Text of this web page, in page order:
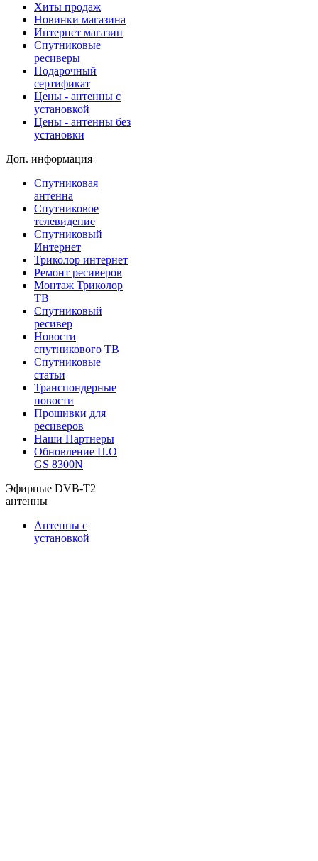
Хиты продаж
Новинки магазина
Интернет магазин
Спутниковые
ресиверы
Подарочный
сертификат
Цены - антенны с
установкой
Цены - антенны без
установки
Доп. информация
Спутниковая
антенна
Спутниковое
телевидение
Спутниковый
Интернет
Триколор интернет
Ремонт ресиверов
Монтаж Триколор
ТВ
Спутниковый
ресивер
Новости
спутникового ТВ
Спутниковые
статьи
Транспондерные
новости
Прошивки для
ресиверов
Наши Партнеры
Обновление П.О
GS 8300N
Эфирные DVB-T2
антенны
Антенны с
установкой